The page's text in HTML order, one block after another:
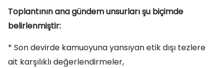
Toplantının ana gündem unsurları şu biçimde
belirlenmiştir:
* Son devirde kamuoyuna yansıyan etik dışı tezlere
ait karşılıklı değerlendirmeler,